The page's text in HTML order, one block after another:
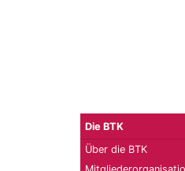
Die BTK
Über die BTK